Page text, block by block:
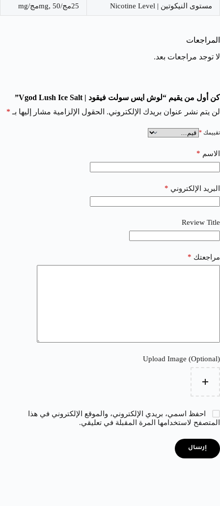
مستوى النيكوتين | Nicotine Level 25مج/mg, 50مج/mg
المراجعات
لا توجد مراجعات بعد.
كن أول من يقيم “لوش ايس سولت فيقود | Vgod Lush Ice Salt”
لن يتم نشر عنوان بريدك الإلكتروني. الحقول الإلزامية مشار إليها بـ *
تقييمك *
الاسم *
البريد الإلكتروني *
Review Title
مراجعتك *
Upload Image (Optional)
احفظ اسمي، بريدي الإلكتروني، والموقع الإلكتروني في هذا
المتصفح لاستخدامها المرة المقبلة في تعليقي.
إرسال